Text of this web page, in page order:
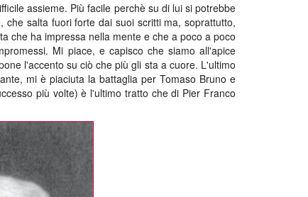
assieme. Più facile perchè su di lui si potrebbe
che salta fuori forte dai suoi scritti ma, soprattutto,
che ha impressa nella mente e che a poco a poco
Mi piace, e capisco che siamo all'apice
l'accento su ciò che più gli sta a cuore. L'ultimo
mi è piaciuta la battaglia per Tomaso Bruno e
più volte) è l'ultimo tratto che di Pier Franco